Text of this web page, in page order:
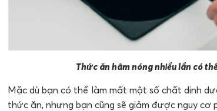
Thức ăn hâm nóng nhiều lần có
Mặc dù bạn có thể làm mất một số chất dinh
thức ăn, nhưng bạn cũng sẽ giảm được nguy